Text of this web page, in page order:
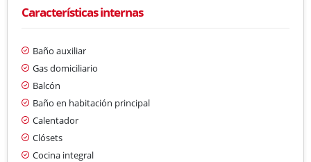
Características internas
Baño auxiliar
Gas domiciliario
Balcón
Baño en habitación principal
Calentador
Clósets
Cocina integral